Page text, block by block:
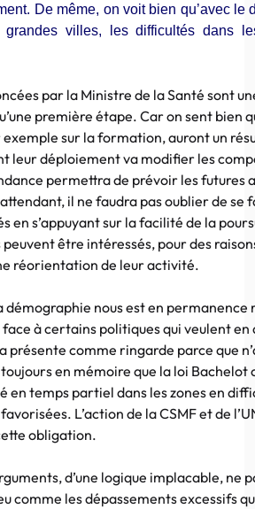
De même, on voit bien qu’avec le
grandes villes, les difficultés dans
par la Ministre de la Santé sont
première étape. Car on sent bien
exemple sur la formation, auront un
leur déploiement va modifier les
permettra de prévoir les futures
il ne faudra pas oublier de se
en s’appuyant sur la facilité de la
être intéressés, pour des
réorientation de leur activité.
démographie nous est en permanence
à certains politiques qui veulent en
présente comme ringarde parce que
en mémoire que la loi
en temps partiel dans les zones en
L’action de la CSMF et de
obligation.
d’une logique implacable, ne
comme les dépassements excessifs